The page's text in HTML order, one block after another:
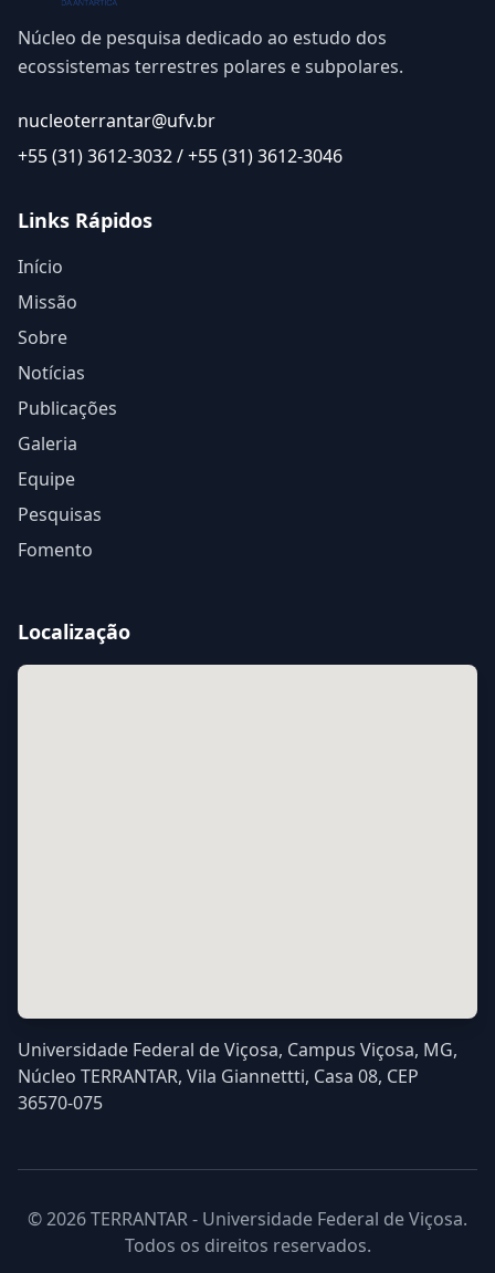
Núcleo de pesquisa dedicado ao estudo dos
ecossistemas terrestres polares e subpolares.
nucleoterrantar@ufv.br
+55 (31) 3612-3032 / +55 (31) 3612-3046
Links Rápidos
Início
Missão
Sobre
Notícias
Publicações
Galeria
Equipe
Pesquisas
Fomento
Localização
Universidade Federal de Viçosa, Campus Viçosa, MG,
Núcleo TERRANTAR, Vila Giannettti, Casa 08, CEP
36570-075
© 2026 TERRANTAR - Universidade Federal de Viçosa.
Todos os direitos reservados.